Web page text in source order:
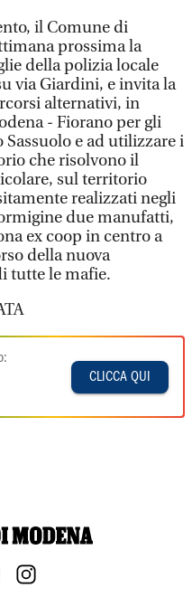
il Comune di
prossima la
della polizia locale
via Giardini, e invita la
alternativi, in
- Fiorano per gli
e ad utilizzare i
che risolvono il
sul territorio
realizzati negli
due manufatti,
ex coop in centro a
della nuova
tutte le mafie.
CLICCA QUI